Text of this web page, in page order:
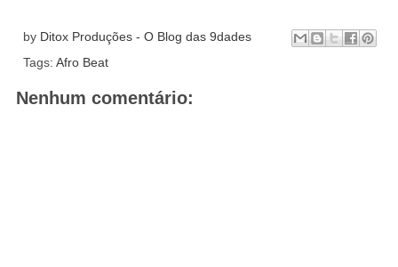
by Ditox Produções - O Blog das 9dades
Tags: Afro Beat
Nenhum comentário: